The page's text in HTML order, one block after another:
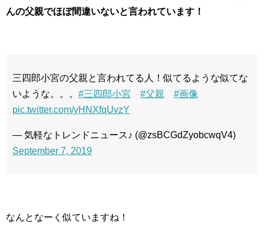
んの父親でほぼ間違いないと言われています！
三四郎小宮の父親と言われてる人！似てるような似てな
いような。。。 #三四郎小宮 #父親
#画像
pic.twitter.com/yHNXfqUvzY
— 気軽なトレンドニュース♪ (@zsBCGdZyobcwqV4)
September 7, 2019
なんとなーく似ていますね！